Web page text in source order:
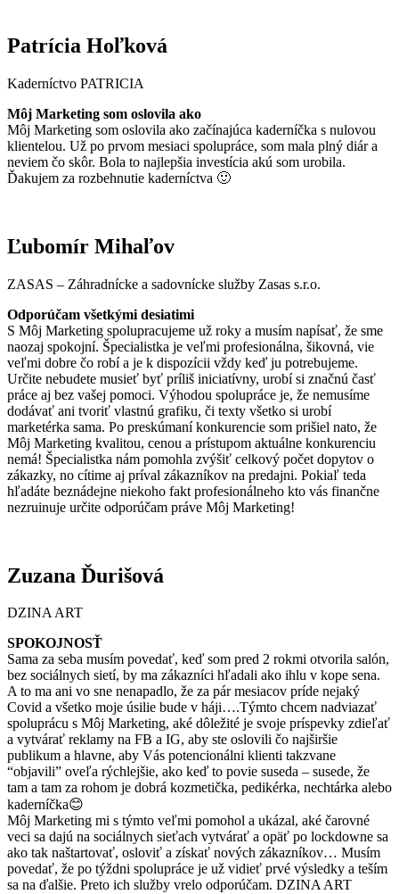
Patrícia Hoľková
Kaderníctvo PATRICIA
Môj Marketing som oslovila ako
Môj Marketing som oslovila ako začínajúca kaderníčka s nulovou
klientelou. Už po prvom mesiaci spolupráce, som mala plný diár a
neviem čo skôr. Bola to najlepšia investícia akú som urobila.
Ďakujem za rozbehnutie kaderníctva 🙂
Ľubomír Mihaľov
ZASAS – Záhradnícke a sadovnícke služby Zasas s.r.o.
Odporúčam všetkými desiatimi
S Môj Marketing spolupracujeme už roky a musím napísať, že sme
naozaj spokojní. Špecialistka je veľmi profesionálna, šikovná, vie
veľmi dobre čo robí a je k dispozícii vždy keď ju potrebujeme.
Určite nebudete musieť byť príliš iniciatívny, urobí si značnú časť
práce aj bez vašej pomoci. Výhodou spolupráce je, že nemusíme
dodávať ani tvoriť vlastnú grafiku, či texty všetko si urobí
marketérka sama. Po preskúmaní konkurencie som prišiel nato, že
Môj Marketing kvalitou, cenou a prístupom aktuálne konkurenciu
nemá! Špecialistka nám pomohla zvýšiť celkový počet dopytov o
zákazky, no cítime aj príval zákazníkov na predajni. Pokiaľ teda
hľadáte beznádejne niekoho fakt profesionálneho kto vás finančne
nezruinuje určite odporúčam práve Môj Marketing!
Zuzana Ďurišová
DZINA ART
SPOKOJNOSŤ
Sama za seba musím povedať, keď som pred 2 rokmi otvorila salón,
bez sociálnych sietí, by ma zákazníci hľadali ako ihlu v kope sena.
A to ma ani vo sne nenapadlo, že za pár mesiacov príde nejaký
Covid a všetko moje úsilie bude v háji….Týmto chcem nadviazať
spoluprácu s Môj Marketing, aké dôležité je svoje príspevky zdieľať
a vytvárať reklamy na FB a IG, aby ste oslovili čo najširšie
publikum a hlavne, aby Vás potencionálni klienti takzvane
“objavili” oveľa rýchlejšie, ako keď to povie suseda – susede, že
tam a tam za rohom je dobrá kozmetička, pedikérka, nechtárka alebo
kaderníčka😊
Môj Marketing mi s týmto veľmi pomohol a ukázal, aké čarovné
veci sa dajú na sociálnych sieťach vytvárať a opäť po lockdowne sa
ako tak naštartovať, osloviť a získať nových zákazníkov… Musím
povedať, že po týždni spolupráce je už vidieť prvé výsledky a teším
sa na ďalšie. Preto ich služby vrelo odporúčam. DZINA ART